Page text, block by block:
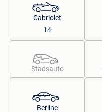
Cabriolet
14
Stadsauto
Berline